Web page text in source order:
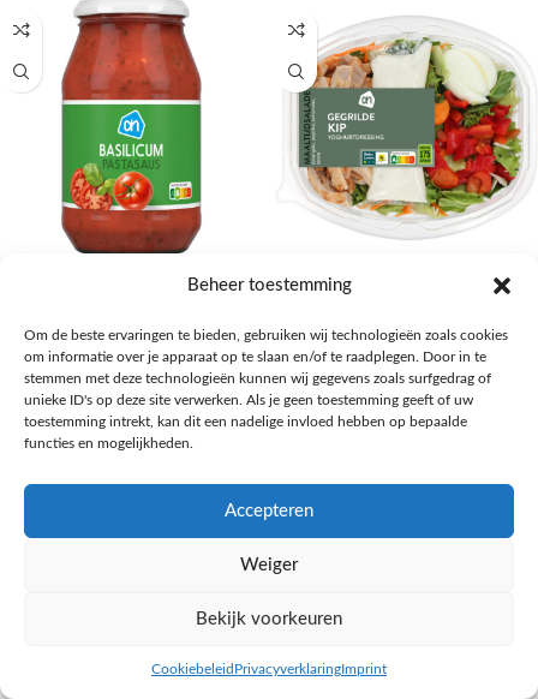
Beheer toestemming
Om de beste ervaringen te bieden, gebruiken wij technologieën zoals cookies
om informatie over je apparaat op te slaan en/of te raadplegen. Door in te
stemmen met deze technologieën kunnen wij gegevens zoals surfgedrag of
unieke ID's op deze site verwerken. Als je geen toestemming geeft of uw
toestemming intrekt, kan dit een nadelige invloed hebben op bepaalde
functies en mogelijkheden.
Accepteren
Weiger
Bekijk voorkeuren
Cookiebeleid PrivacyverklaringImprint
€1,59
NAAR AH
Salades,Pizza, Maaltijden
€3,39
NAAR AH